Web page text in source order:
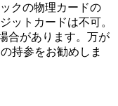
クの物理カードの
ットカードは不可。
合があります。万が
持参をお勧めしま